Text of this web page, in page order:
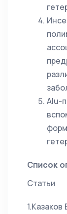
Alu-
Список
Статьи